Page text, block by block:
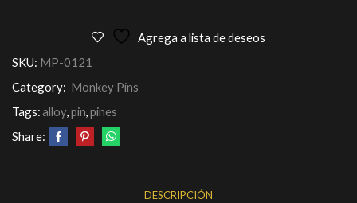
Agrega a lista de deseos
SKU: MP-0121
Category: Monkey Pins
Tags:alloy,pin,pines
Share:
DESCRIPCIÓN